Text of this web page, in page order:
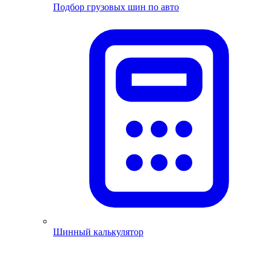
Подбор грузовых шин по авто
Шинный калькулятор